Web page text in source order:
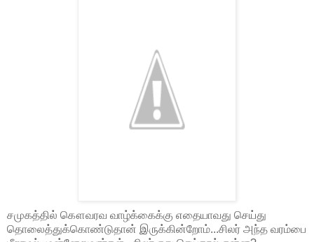
சமுகத்தில் கௌவரவ வாழ்க்கைக்கு எதையாவது செய்து
தொலைத்துக்கொண்டுதான் இருக்கின்றோம்...சிலர் அந்த வரம்பை